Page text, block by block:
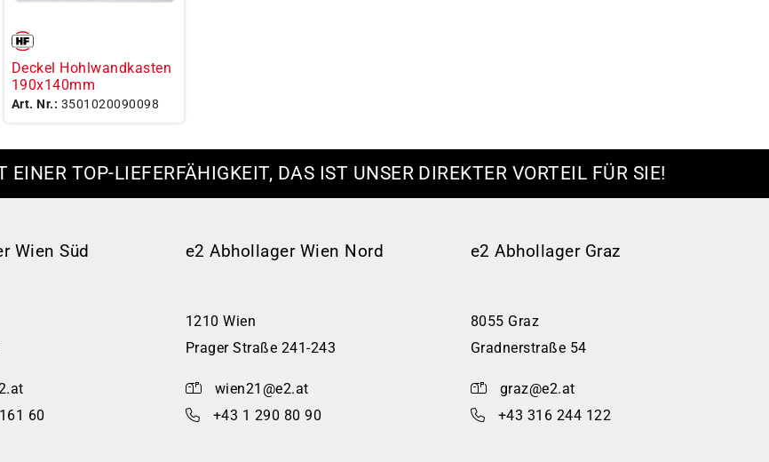
Deckel Hohlwandkasten
190x140mm
Art. Nr.: 3501020090098
TOP-LIEFERFÄHIGKEIT, DAS IST UNSER DIREKTER VORTEIL FÜR SIE!
Wien Süd
60
e2 Abhollager Wien Nord
1210 Wien
Prager Straße 241-243
wien21@e2.at
+43 1 290 80 90
e2 Abhollager Graz
8055 Graz
Gradnerstraße 54
graz@e2.at
+43 316 244 122